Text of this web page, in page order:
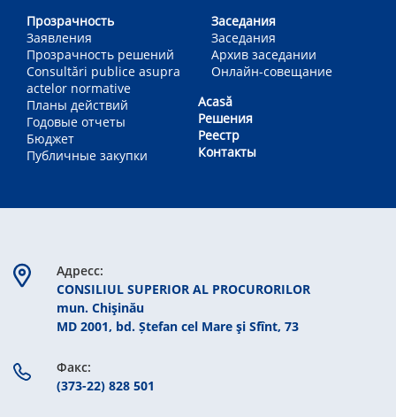
Прозрачность
Заявления
Прозрачность решений
Consultări publice asupra
actelor normative
Планы действий
Годовые отчеты
Бюджет
Публичные закупки
Заседания
Заседания
Архив заседании
Онлайн-совещание
Acasă
Решения
Реестр
Контакты
Aдресс:
CONSILIUL SUPERIOR AL PROCURORILOR
mun. Chişinău
MD 2001, bd. Ștefan cel Mare şi Sfînt, 73
Факс:
(373-22) 828 501